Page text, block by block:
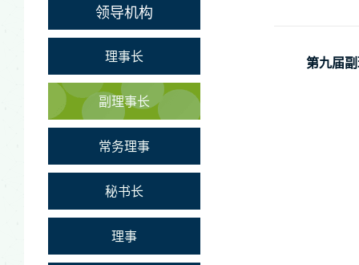
领导机构
理事长
副理事长
常务理事
秘书长
理事
第九届副